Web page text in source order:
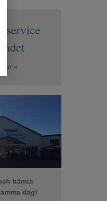
service
här »
hämta
dag!